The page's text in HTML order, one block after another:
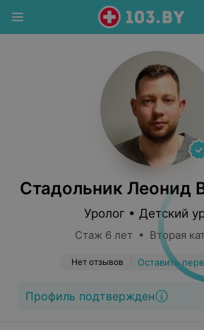
Стадольник Леонид
Уролог • Детский
Стаж 6 лет • Вторая
Нет отзывов Оставить
Профиль подтвержден